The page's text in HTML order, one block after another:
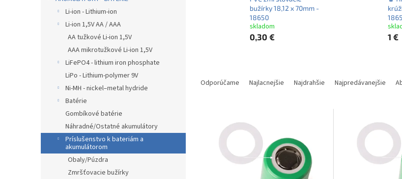
Li-ion - Lithium-ion
Li-ion 1,5V AA / AAA
AA tužkové Li-ion 1,5V
AAA mikrotužkové Li-ion 1,5V
LiFePO4 - lithium iron phosphate
LiPo - Lithium-polymer 9V
Ni-MH - nickel–metal hydride
Batérie
Gombíkové batérie
Náhradné/Ostatné akumulátory
Príslušenstvo k bateriám a
akumulátorom
Obaly/Púzdra
Zmršťovacie bužírky
bužírky 18,12 x 70mm -
18650
skladom
0,30 €
1 €
Odporúčame Najlacnejšie Najdrahšie Najpredávanejšie